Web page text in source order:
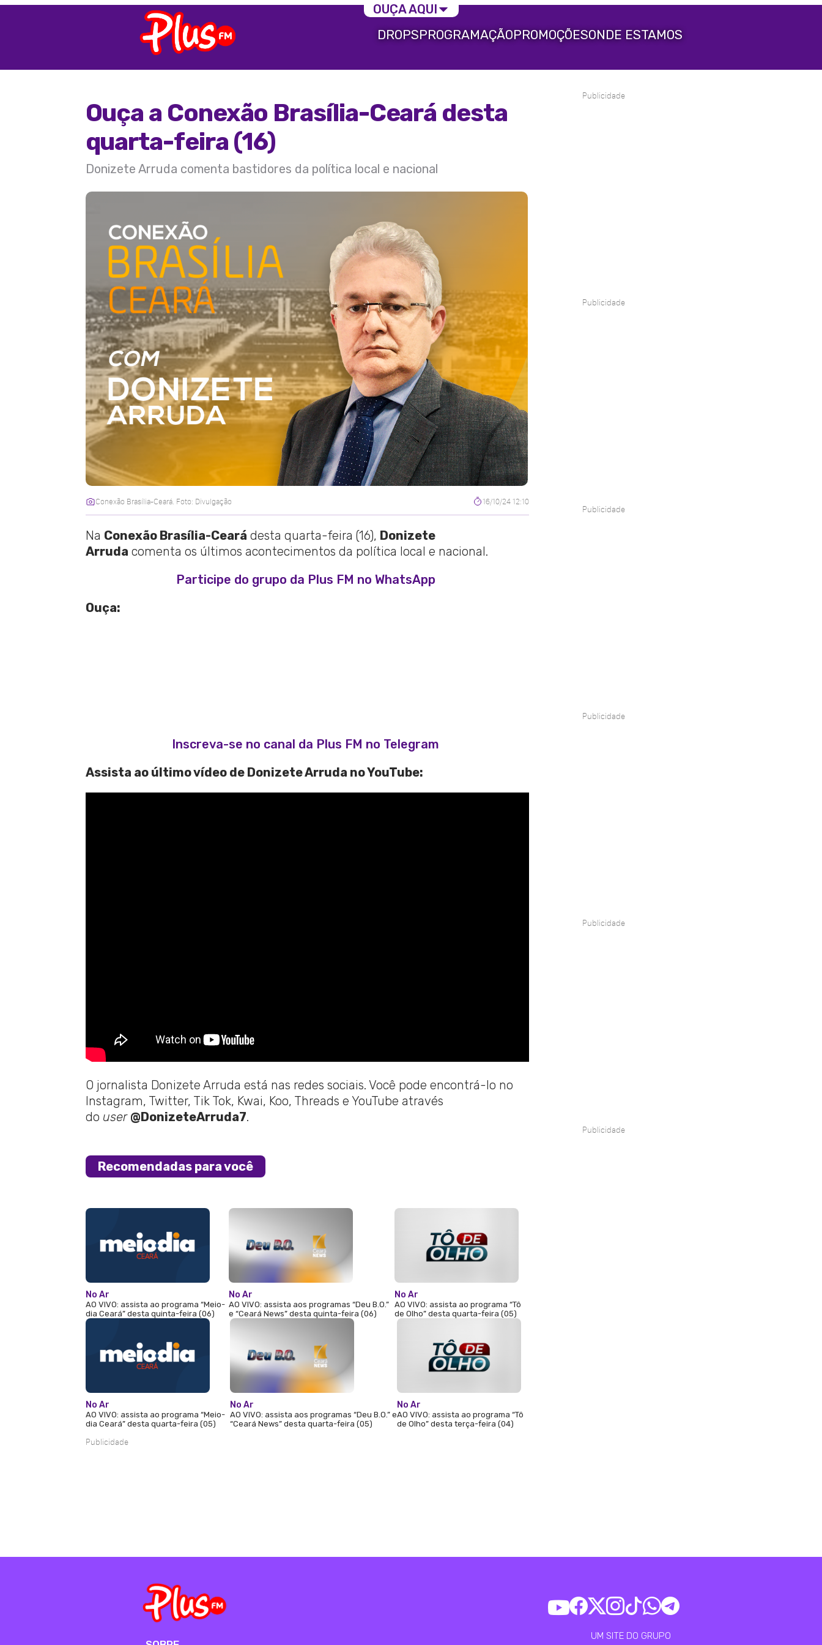
DROPSPROGRAMAÇÃOPROMOÇÕESONDE ESTAMOS
Ouça a Conexão Brasília-Ceará desta
quarta-feira (16)
Donizete Arruda comenta bastidores da política local e nacional
Conexão Brasília-Ceará. Foto: Divulgação 16/10/24 12:10
Na Conexão Brasília-Ceará desta quarta-feira (16), Donizete
Arruda comenta os últimos acontecimentos da política local e nacional.
Participe do grupo da Plus FM no WhatsApp
Ouça:
Inscreva-se no canal da Plus FM no Telegram
Assista ao último vídeo de Donizete Arruda no YouTube:
O jornalista Donizete Arruda está nas redes sociais. Você pode encontrá-lo no
Instagram, Twitter, Tik Tok, Kwai, Koo, Threads e YouTube através
do user @DonizeteArruda7.
Recomendadas para você
No Ar
AO VIVO: assista ao programa “Meio-
dia Ceará” desta quinta-feira (06)
No Ar
AO VIVO: assista aos programas “Deu B.O.”
e “Ceará News” desta quinta-feira (06)
No Ar
AO VIVO: assista ao programa “Tô
de Olho” desta quarta-feira (05)
No Ar
AO VIVO: assista ao programa “Meio-
dia Ceará” desta quarta-feira (05)
No Ar
AO VIVO: assista aos programas “Deu B.O.” e
“Ceará News” desta quarta-feira (05)
No Ar
AO VIVO: assista ao programa “Tô
de Olho” desta terça-feira (04)
Publicidade
Publicidade
Publicidade
Publicidade
Publicidade
Publicidade
Publicidade
UM SITE DO GRUPO
OUÇA AQUI